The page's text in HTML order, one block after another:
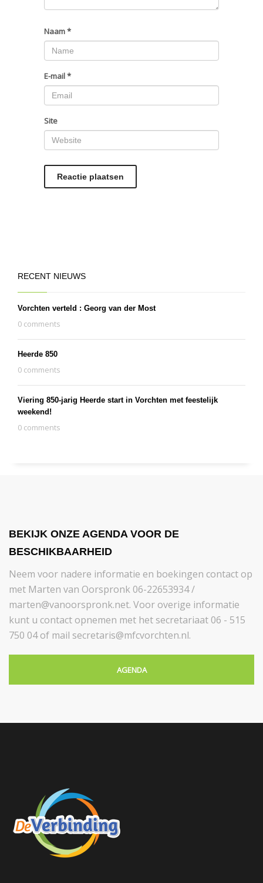
Naam*
E-mail*
Site
RECENT NIEUWS
Vorchten verteld : Georg van der Most
0 comments
Heerde 850
0 comments
Viering 850-jarig Heerde start in Vorchten met feestelijk
weekend!
0 comments
BEKIJK ONZE AGENDA VOOR DE
BESCHIKBAARHEID
Neem voor nadere informatie en boekingen contact op
met Marten van Oorspronk 06-22653934 /
marten@vanoorspronk.net. Voor overige informatie
kunt u contact opnemen met het secretariaat 06 - 515
750 04 of mail secretaris@mfcvorchten.nl.
AGENDA